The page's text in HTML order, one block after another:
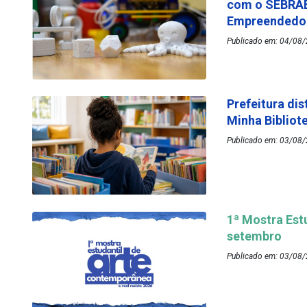
com o
Publicado em: 04/08/
Prefeitura
Minha
Publicado em: 03/08/
1ª Mostra
setembro
Publicado em: 03/08/